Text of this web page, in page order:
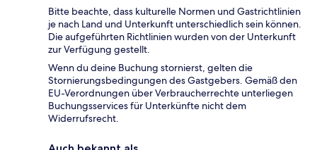
Bitte beachte, dass kulturelle Normen und Gastrichtlinien
je nach Land und Unterkunft unterschiedlich sein können.
Die aufgeführten Richtlinien wurden von der Unterkunft
zur Verfügung gestellt.
Wenn du deine Buchung stornierst, gelten die
Stornierungsbedingungen des Gastgebers. Gemäß den
EU-Verordnungen über Verbraucherrechte unterliegen
Buchungsservices für Unterkünfte nicht dem
Widerrufsrecht.